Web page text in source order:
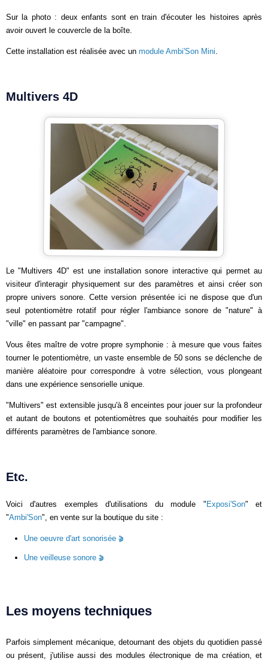
Sur la photo : deux enfants sont en train d'écouter les histoires après
avoir ouvert le couvercle de la boîte.
Cette installation est réalisée avec un module Ambi'Son Mini.
Multivers 4D
Le "Multivers 4D" est une installation sonore interactive qui permet au
visiteur d'interagir physiquement sur des paramètres et ainsi créer son
propre univers sonore. Cette version présentée ici ne dispose que d'un
seul potentiomètre rotatif pour régler l'ambiance sonore de "nature" à
"ville" en passant par "campagne".
Vous êtes maître de votre propre symphonie : à mesure que vous faites
tourner le potentiomètre, un vaste ensemble de 50 sons se déclenche de
manière aléatoire pour correspondre à votre sélection, vous plongeant
dans une expérience sensorielle unique.
"Multivers" est extensible jusqu'à 8 enceintes pour jouer sur la profondeur
et autant de boutons et potentiomètres que souhaités pour modifier les
différents paramètres de l'ambiance sonore.
Etc.
Voici d'autres exemples d'utilisations du module " Exposi'Son" et
"Ambi'Son", en vente sur la boutique du site :
Une oeuvre d'art sonorisée
Une veilleuse sonore
Les moyens techniques
Parfois simplement mécanique, detournant des objets du quotidien passé
ou présent, j'utilise aussi des modules électronique de ma création, et